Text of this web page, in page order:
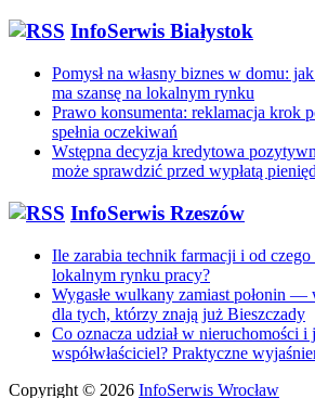
InfoSerwis Białystok
Pomysł na własny biznes w domu:
ma szansę na lokalnym rynku
Prawo konsumenta: reklamacja krok
spełnia oczekiwań
Wstępna decyzja kredytowa
może sprawdzić przed wypłatą
InfoSerwis Rzeszów
Ile zarabia technik farmacji i od czego
lokalnym rynku pracy?
Wygasłe wulkany zamiast połonin
dla tych, którzy znają już Bieszczady
Co oznacza udział w nieruchomości i
współwłaściciel? Praktyczne
Copyright © 2026 InfoSerwis Wrocław